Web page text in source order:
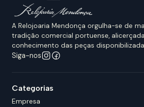
A Relojoaria Mendonça orgulha-se de
tradição comercial portuense,
conhecimento das peças
Siga-nos
Categorias
Empresa